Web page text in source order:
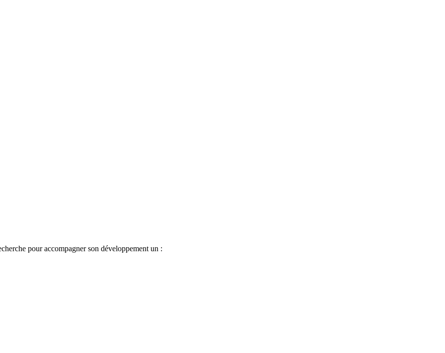
pour accompagner son développement un :